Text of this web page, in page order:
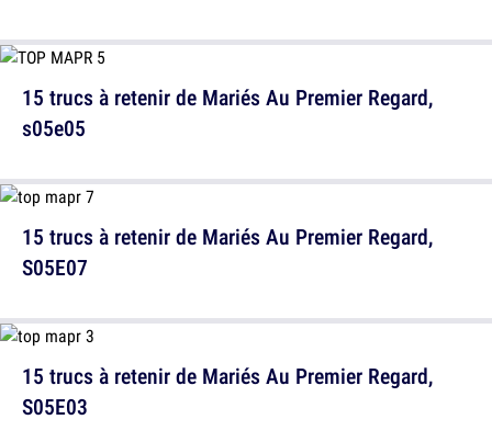
15 trucs à retenir de Mariés Au Premier Regard,
S05E07
15 trucs à retenir de Mariés Au Premier Regard,
s05e05
15 trucs à retenir de Mariés Au Premier Regard,
S05E03